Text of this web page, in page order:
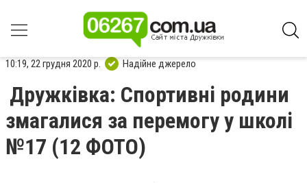
10:19, 22 грудня 2020 р. Надійне джерело
Дружківка: Спортивні родини
змагалися за перемогу у школі
№17 (12 ФОТО)